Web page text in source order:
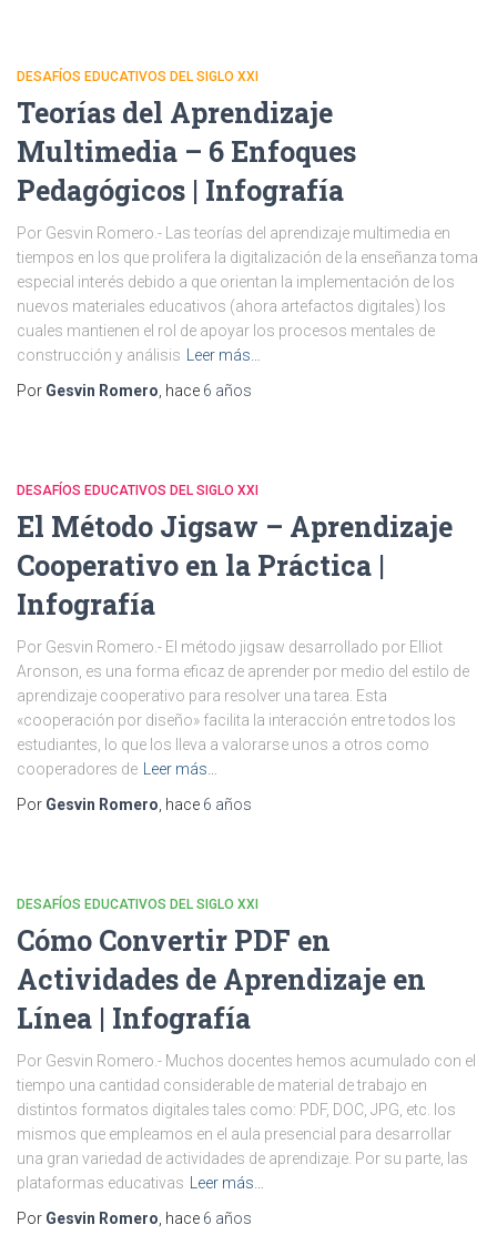
DESAFÍOS EDUCATIVOS DEL SIGLO XXI
Teorías del Aprendizaje
Multimedia – 6 Enfoques
Pedagógicos | Infografía
Por Gesvin Romero.- Las teorías del aprendizaje multimedia en
tiempos en los que prolifera la digitalización de la enseñanza toma
especial interés debido a que orientan la implementación de los
nuevos materiales educativos (ahora artefactos digitales) los
cuales mantienen el rol de apoyar los procesos mentales de
construcción y análisis
Leer más…
Por Gesvin Romero , hace 6 años
DESAFÍOS EDUCATIVOS DEL SIGLO XXI
El Método Jigsaw – Aprendizaje
Cooperativo en la Práctica |
Infografía
Por Gesvin Romero.- El método jigsaw desarrollado por Elliot
Aronson, es una forma eficaz de aprender por medio del estilo de
aprendizaje cooperativo para resolver una tarea. Esta
«cooperación por diseño» facilita la interacción entre todos los
estudiantes, lo que los lleva a valorarse unos a otros como
cooperadores de
Leer más…
Por Gesvin Romero , hace 6 años
DESAFÍOS EDUCATIVOS DEL SIGLO XXI
Cómo Convertir PDF en
Actividades de Aprendizaje en
Línea | Infografía
Por Gesvin Romero.- Muchos docentes hemos acumulado con el
tiempo una cantidad considerable de material de trabajo en
distintos formatos digitales tales como: PDF, DOC, JPG, etc. los
mismos que empleamos en el aula presencial para desarrollar
una gran variedad de actividades de aprendizaje. Por su parte, las
plataformas educativas
Leer más…
Por Gesvin Romero , hace 6 años